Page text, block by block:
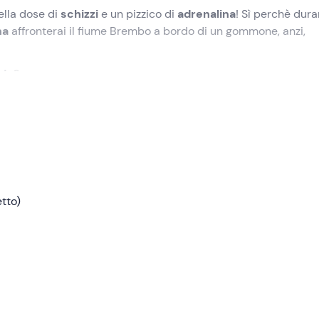
dose di schizzi e un pizzico di adrenalina! Sì perchè
affronterai il fiume Brembo a bordo di un gommone, anzi,
?
la guida ci insegnerà le
tube
tra le